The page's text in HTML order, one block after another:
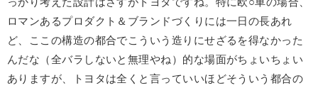
ロマンあるプロダクト＆ブランドづくりには一日の長あれ
ど、ここの構造の都合でこういう造りにせざるを得なかった
んだな（全バラしないと無理やね）的な場面がちょいちょい
ありますが、トヨタは全くと言っていいほどそういう都合の